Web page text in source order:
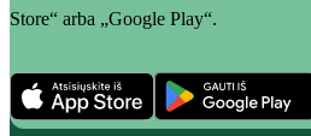
Store“ arba „Google Play“.